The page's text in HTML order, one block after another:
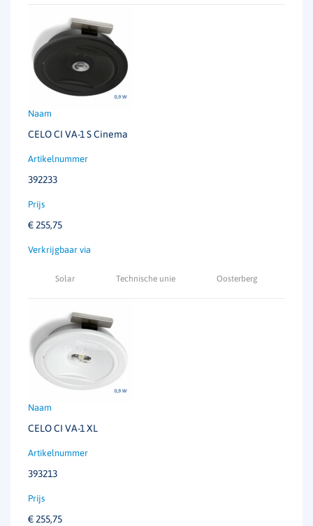
CELO CI VA-1 S Cinema
392233
€ 255,75
Solar Technische unie Oosterberg
CELO CI VA-1 XL
393213
€ 255,75